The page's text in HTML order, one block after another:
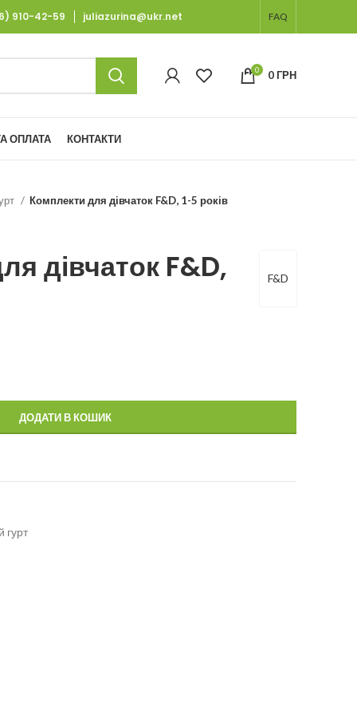
910-42-59 juliazurina@ukr.net FAQ
0 0ГРН
ОПЛАТА КОНТАКТИ
Комплекти для дівчаток F&D, 1-5 років
F&D
дівчаток F&D,
ДОДАТИ В КОШИК
гурт